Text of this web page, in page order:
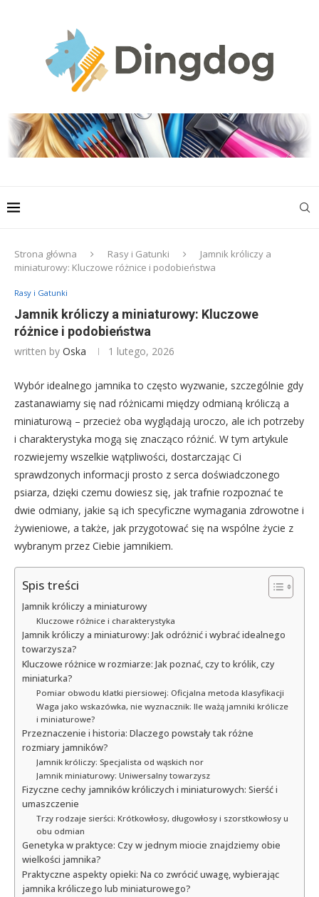
Strona główna Rasy i Gatunki
Jamnik króliczy a
miniaturowy: Kluczowe różnice i podobieństwa
Rasy i Gatunki
Jamnik króliczy a miniaturowy: Kluczowe
różnice i podobieństwa
written by Oska 1 lutego, 2026
Wybór idealnego jamnika to często wyzwanie, szczególnie gdy
zastanawiamy się nad różnicami między odmianą króliczą a
miniaturową – przecież oba wyglądają uroczo, ale ich potrzeby
i charakterystyka mogą się znacząco różnić. W tym artykule
rozwiejemy wszelkie wątpliwości, dostarczając Ci
sprawdzonych informacji prosto z serca doświadczonego
psiarza, dzięki czemu dowiesz się, jak trafnie rozpoznać te
dwie odmiany, jakie są ich specyficzne wymagania zdrowotne i
żywieniowe, a także, jak przygotować się na wspólne życie z
wybranym przez Ciebie jamnikiem.
Spis treści
Jamnik króliczy a miniaturowy
Kluczowe różnice i charakterystyka
Jamnik króliczy a miniaturowy: Jak odróżnić i wybrać idealnego
towarzysza?
Kluczowe różnice w rozmiarze: Jak poznać, czy to królik, czy
miniaturka?
Pomiar obwodu klatki piersiowej: Oficjalna metoda klasyfikacji
Waga jako wskazówka, nie wyznacznik: Ile ważą jamniki królicze
i miniaturowe?
Przeznaczenie i historia: Dlaczego powstały tak różne
rozmiary jamników?
Jamnik króliczy: Specjalista od wąskich nor
Jamnik miniaturowy: Uniwersalny towarzysz
Fizyczne cechy jamników króliczych i miniaturowych: Sierść i
umaszczenie
Trzy rodzaje sierści: Krótkowłosy, długowłosy i szorstkowłosy u
obu odmian
Genetyka w praktyce: Czy w jednym miocie znajdziemy obie
wielkości jamnika?
Praktyczne aspekty opieki: Na co zwrócić uwagę, wybierając
jamnika króliczego lub miniaturowego?